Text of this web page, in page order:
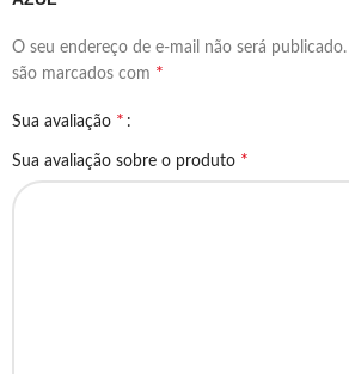
O seu endereço de e-mail não será publicado.
são marcados com *
Sua avaliação *
Sua avaliação sobre o produto *